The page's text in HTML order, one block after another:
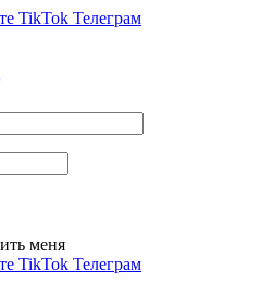
TikTok Телеграм
меня
TikTok Телеграм